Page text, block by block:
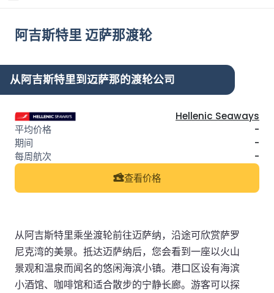
阿吉斯特里 迈萨那渡轮
从阿吉斯特里到迈萨那的渡轮公司
Hellenic Seaways
-
-
-
查看价格
从阿吉斯特里乘坐渡轮前往迈萨纳，沿途可欣赏萨罗
尼克湾的美景。抵达迈萨纳后，您会看到一座以火山
景观和温泉而闻名的悠闲海滨小镇。港口区设有海滨
小酒馆、咖啡馆和适合散步的宁静长廊。游客可以探